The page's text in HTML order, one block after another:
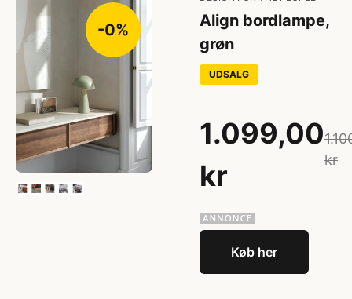
-0%
Align bordlampe,
grøn
UDSALG
1.099,00
kr
kr
Køb her